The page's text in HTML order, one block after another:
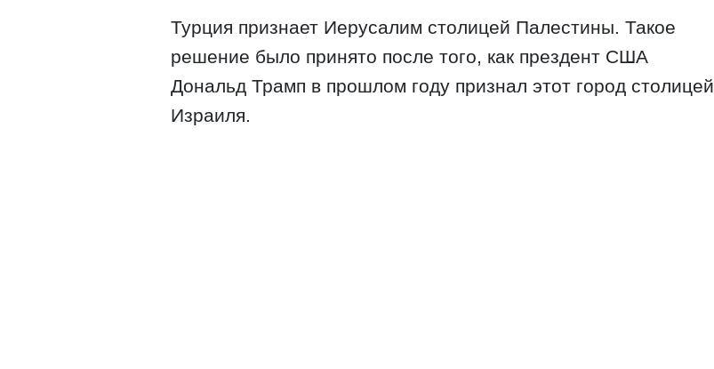
Турция признает Иерусалим столицей Палестины. Такое
решение было принято после того, как прездент США
Дональд Трамп в прошлом году признал этот город столицей
Израиля.